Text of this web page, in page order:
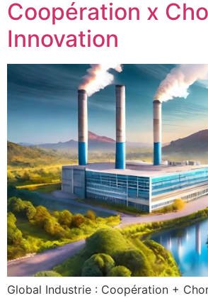
Coopération x
Innovation
Global Industrie : Coopération +